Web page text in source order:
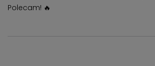
Polecam! 🔥